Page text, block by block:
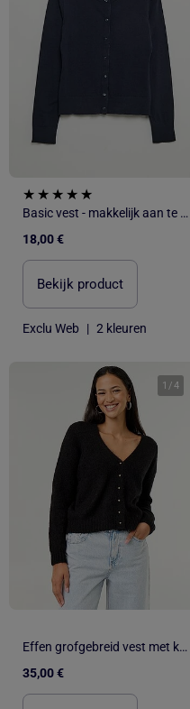
Basic vest - makkelijk aan te trekken collectie
18,00 €
Bekijk product
Exclu Web | 2 kleuren
1 /4
Effen grofgebreid vest met knopen
35,00 €